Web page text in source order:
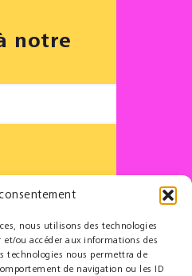
nous utilisons des technologies
ou accéder aux informations des
technologies nous permettra de
de navigation ou les ID
notre
Éducatif